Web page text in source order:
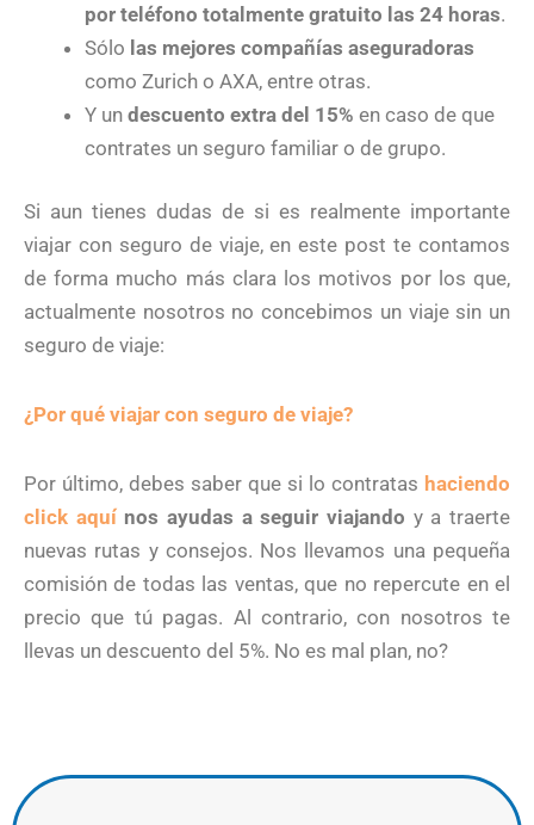
por teléfono totalmente gratuito las 24 horas.
Sólo las mejores compañías aseguradoras
como Zurich o AXA, entre otras.
Y un descuento extra del 15% en caso de que
contrates un seguro familiar o de grupo.
Si aun tienes dudas de si es realmente importante
viajar con seguro de viaje, en este post te contamos
de forma mucho más clara los motivos por los que,
actualmente nosotros no concebimos un viaje sin un
seguro de viaje:
¿Por qué viajar con seguro de viaje?
Por último, debes saber que si lo contratas haciendo
click aquí nos ayudas a seguir viajando y a traerte
nuevas rutas y consejos. Nos llevamos una pequeña
comisión de todas las ventas, que no repercute en el
precio que tú pagas. Al contrario, con nosotros te
llevas un descuento del 5%. No es mal plan, no?